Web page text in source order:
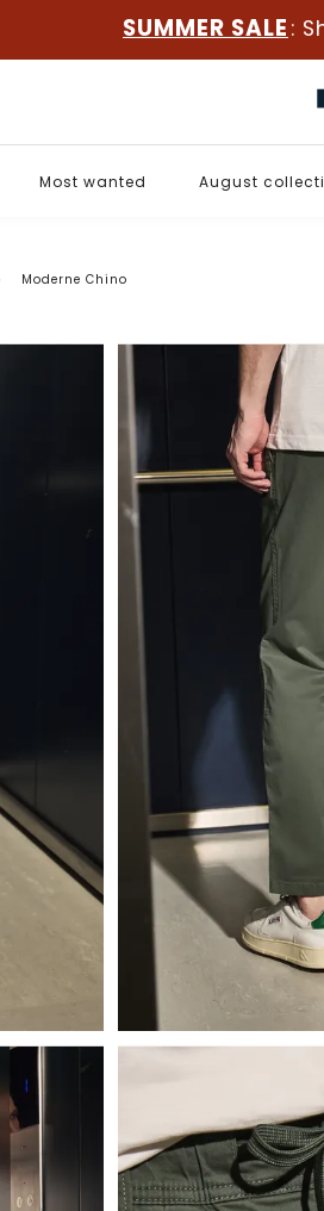
SUMMER SALE :
Most wanted August
Moderne Chino